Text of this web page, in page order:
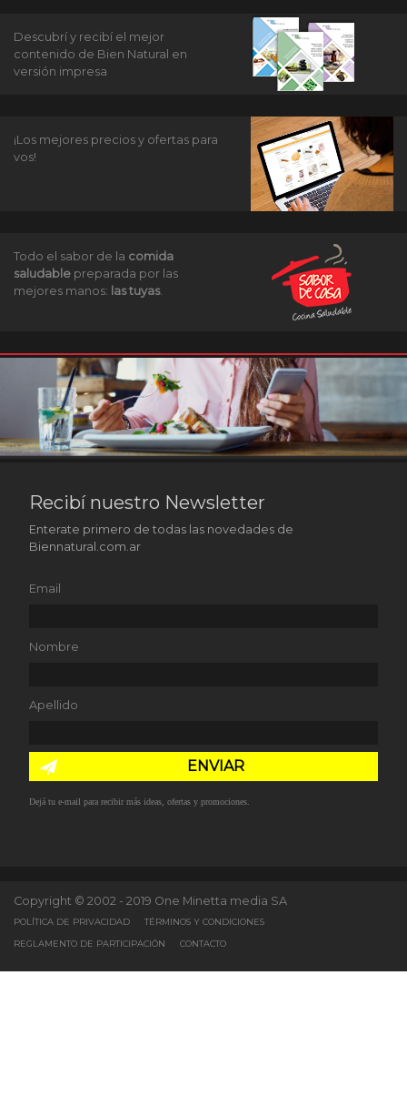
Descubrí y recibí el mejor
contenido de Bien Natural en
versión impresa
¡Los mejores precios y ofertas para
vos!
Todo el sabor de la comida
saludable preparada por las
mejores manos: las tuyas.
Recibí nuestro Newsletter
Enterate primero de todas las novedades de
Biennatural.com.ar
Email
Nombre
Apellido
ENVIAR
Dejá tu e-mail para recibir más ideas, ofertas y promociones.
Copyright © 2002 - 2019 One Minetta media SA
POLÍTICA DE PRIVACIDAD TÉRMINOS Y CONDICIONES
REGLAMENTO DE PARTICIPACIÓN CONTACTO